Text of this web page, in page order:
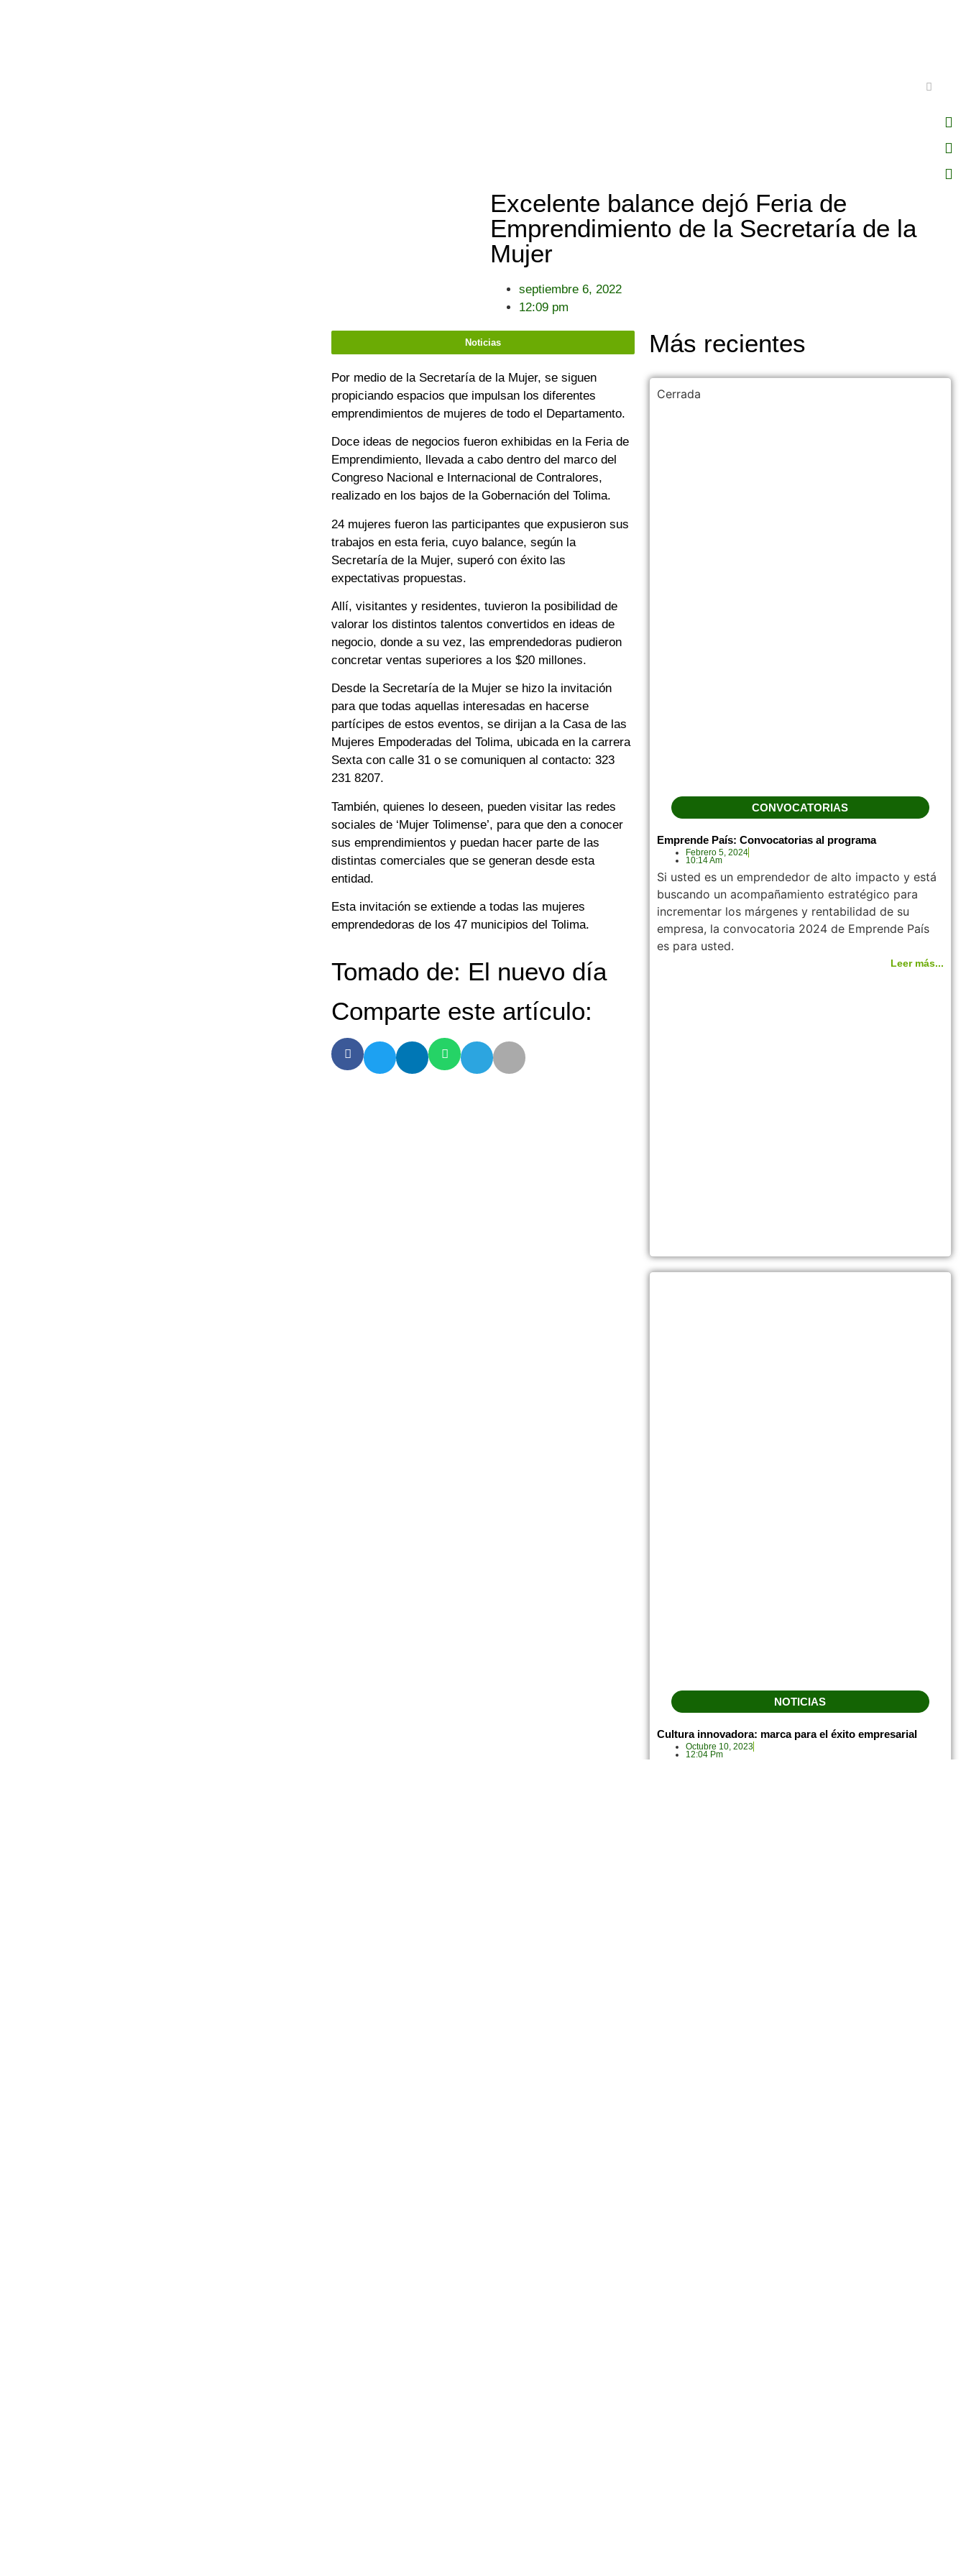
Excelente balance dejó Feria de
Emprendimiento de la Secretaría de la
Mujer
septiembre 6, 2022
12:09 pm
Noticias
Por medio de la Secretaría de la Mujer, se siguen
propiciando espacios que impulsan los diferentes
emprendimientos de mujeres de todo el Departamento.
Doce ideas de negocios fueron exhibidas en la Feria de
Emprendimiento, llevada a cabo dentro del marco del
Congreso Nacional e Internacional de Contralores,
realizado en los bajos de la Gobernación del Tolima.
24 mujeres fueron las participantes que expusieron sus
trabajos en esta feria, cuyo balance, según la
Secretaría de la Mujer, superó con éxito las
expectativas propuestas.
Allí, visitantes y residentes, tuvieron la posibilidad de
valorar los distintos talentos convertidos en ideas de
negocio, donde a su vez, las emprendedoras pudieron
concretar ventas superiores a los $20 millones.
Desde la Secretaría de la Mujer se hizo la invitación
para que todas aquellas interesadas en hacerse
partícipes de estos eventos, se dirijan a la Casa de las
Mujeres Empoderadas del Tolima, ubicada en la carrera
Sexta con calle 31 o se comuniquen al contacto: 323
231 8207.
También, quienes lo deseen, pueden visitar las redes
sociales de ‘Mujer Tolimense’, para que den a conocer
sus emprendimientos y puedan hacer parte de las
distintas comerciales que se generan desde esta
entidad.
Esta invitación se extiende a todas las mujeres
emprendedoras de los 47 municipios del Tolima.
Tomado de: El nuevo día
Comparte este artículo:
Más recientes
Cerrada
CONVOCATORIAS
Emprende País: Convocatorias al programa
Febrero 5, 2024
10:14 Am
Si usted es un emprendedor de alto impacto y está
buscando un acompañamiento estratégico para
incrementar los márgenes y rentabilidad de su
empresa, la convocatoria 2024 de Emprende País
es para usted.
Leer más...
NOTICIAS
Cultura innovadora: marca para el éxito empresarial
Octubre 10, 2023
12:04 Pm